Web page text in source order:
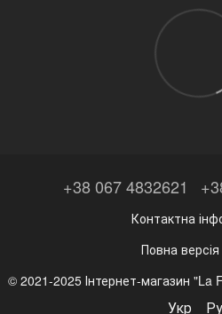
+38 067 4832621
Контактна
Повна
© 2021-2025 Інтернет-магазин "La
Укр